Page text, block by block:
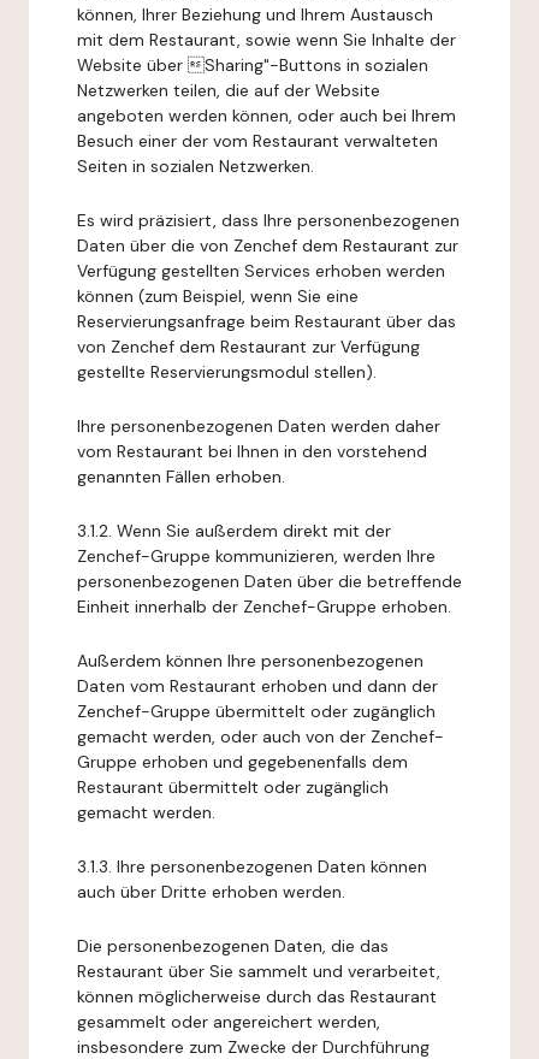
können, Ihrer Beziehung und Ihrem Austausch
mit dem Restaurant, sowie wenn Sie Inhalte der
Website über Sharing"-Buttons in sozialen
Netzwerken teilen, die auf der Website
angeboten werden können, oder auch bei Ihrem
Besuch einer der vom Restaurant verwalteten
Seiten in sozialen Netzwerken.
Es wird präzisiert, dass Ihre personenbezogenen
Daten über die von Zenchef dem Restaurant zur
Verfügung gestellten Services erhoben werden
können (zum Beispiel, wenn Sie eine
Reservierungsanfrage beim Restaurant über das
von Zenchef dem Restaurant zur Verfügung
gestellte Reservierungsmodul stellen).
Ihre personenbezogenen Daten werden daher
vom Restaurant bei Ihnen in den vorstehend
genannten Fällen erhoben.
3.1.2. Wenn Sie außerdem direkt mit der
Zenchef-Gruppe kommunizieren, werden Ihre
personenbezogenen Daten über die betreffende
Einheit innerhalb der Zenchef-Gruppe erhoben.
Außerdem können Ihre personenbezogenen
Daten vom Restaurant erhoben und dann der
Zenchef-Gruppe übermittelt oder zugänglich
gemacht werden, oder auch von der Zenchef-
Gruppe erhoben und gegebenenfalls dem
Restaurant übermittelt oder zugänglich
gemacht werden.
3.1.3. Ihre personenbezogenen Daten können
auch über Dritte erhoben werden.
Die personenbezogenen Daten, die das
Restaurant über Sie sammelt und verarbeitet,
können möglicherweise durch das Restaurant
gesammelt oder angereichert werden,
insbesondere zum Zwecke der Durchführung